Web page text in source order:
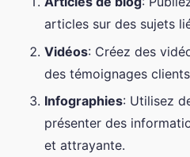
articles sur des sujets
Vidéos: Créez des
des témoignages
Infographies: Utilisez
présenter des
et attrayante.